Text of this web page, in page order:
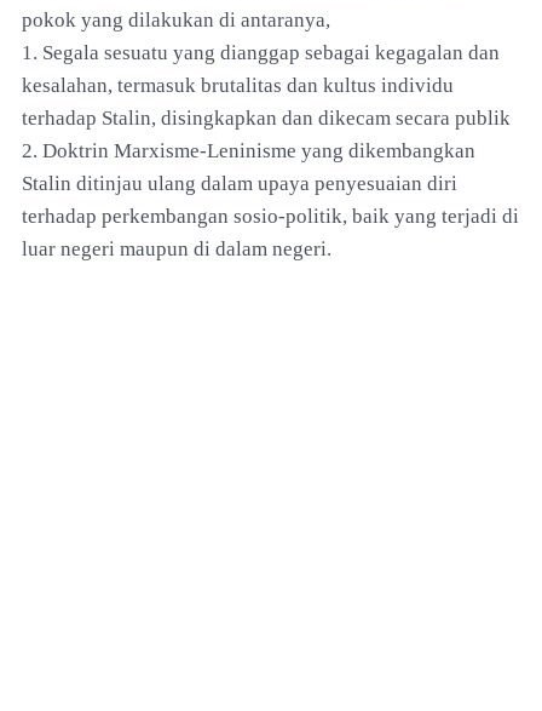
pokok yang dilakukan di antaranya,
1. Segala sesuatu yang dianggap sebagai kegagalan dan
kesalahan, termasuk brutalitas dan kultus individu
terhadap Stalin, disingkapkan dan dikecam secara publik
2. Doktrin Marxisme-Leninisme yang dikembangkan
Stalin ditinjau ulang dalam upaya penyesuaian diri
terhadap perkembangan sosio-politik, baik yang terjadi di
luar negeri maupun di dalam negeri.